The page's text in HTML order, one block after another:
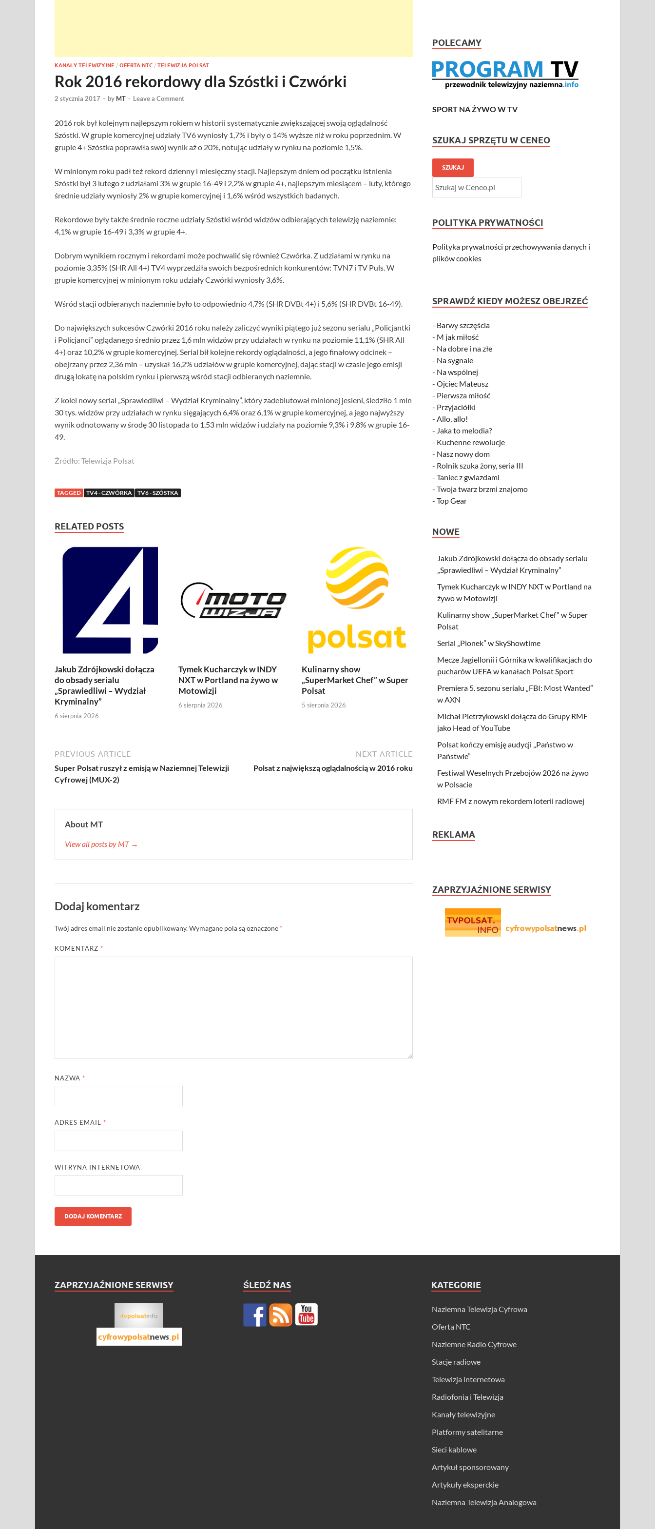
KANAŁY TELEWIZYJNE / OFERTA NTC / TELEWIZJA POLSAT
Rok 2016 rekordowy dla Szóstki i Czwórki
2 stycznia 2017 - by MT - Leave a Comment
2016 rok był kolejnym najlepszym rokiem w historii systematycznie zwiększającej swoją oglądalność
Szóstki. W grupie komercyjnej udziały TV6 wyniosły 1,7% i były o 14% wyższe niż w roku poprzednim. W
grupie 4+ Szóstka poprawiła swój wynik aż o 20%, notując udziały w rynku na poziomie 1,5%.
W minionym roku padł też rekord dzienny i miesięczny stacji. Najlepszym dniem od początku istnienia
Szóstki był 3 lutego z udziałami 3% w grupie 16-49 i 2,2% w grupie 4+, najlepszym miesiącem – luty, którego
średnie udziały wyniosły 2% w grupie komercyjnej i 1,6% wśród wszystkich badanych.
Rekordowe były także średnie roczne udziały Szóstki wśród widzów odbierających telewizję naziemnie:
4,1% w grupie 16-49 i 3,3% w grupie 4+.
Dobrym wynikiem rocznym i rekordami może pochwalić się również Czwórka. Z udziałami w rynku na
poziomie 3,35% (SHR All 4+) TV4 wyprzedziła swoich bezpośrednich konkurentów: TVN7 i TV Puls. W
grupie komercyjnej w minionym roku udziały Czwórki wyniosły 3,6%.
Wśród stacji odbieranych naziemnie było to odpowiednio 4,7% (SHR DVBt 4+) i 5,6% (SHR DVBt 16-49).
Do największych sukcesów Czwórki 2016 roku należy zaliczyć wyniki piątego już sezonu serialu „Policjantki
i Policjanci” oglądanego średnio przez 1,6 mln widzów przy udziałach w rynku na poziomie 11,1% (SHR All
4+) oraz 10,2% w grupie komercyjnej. Serial bił kolejne rekordy oglądalności, a jego finałowy odcinek –
obejrzany przez 2,36 mln – uzyskał 16,2% udziałów w grupie komercyjnej, dając stacji w czasie jego emisji
drugą lokatę na polskim rynku i pierwszą wśród stacji odbieranych naziemnie.
Z kolei nowy serial „Sprawiedliwi – Wydział Kryminalny”, który zadebiutował minionej jesieni, śledziło 1 mln
30 tys. widzów przy udziałach w rynku sięgających 6,4% oraz 6,1% w grupie komercyjnej, a jego najwyższy
wynik odnotowany w środę 30 listopada to 1,53 mln widzów i udziały na poziomie 9,3% i 9,8% w grupie 16-
49.
Źródło: Telewizja Polsat
TAGGED TV4 - CZWÓRKA TV6 - SZÓSTKA
RELATED POSTS
Jakub Zdrójkowski dołącza
do obsady serialu
„Sprawiedliwi – Wydział
Kryminalny”
6 sierpnia 2026
Tymek Kucharczyk w INDY
NXT w Portland na żywo w
Motowizji
6 sierpnia 2026
Kulinarny show
„SuperMarket Chef” w Super
Polsat
5 sierpnia 2026
PREVIOUS ARTICLE
Super Polsat ruszył z emisją w Naziemnej Telewizji
Cyfrowej (MUX-2)
NEXT ARTICLE
Polsat z największą oglądalnością w 2016 roku
About MT
View all posts by MT →
Dodaj komentarz
Twój adres email nie zostanie opublikowany.Wymagane pola są oznaczone *
KOMENTARZ *
NAZWA *
ADRES EMAIL *
WITRYNA INTERNETOWA
POLECAMY
SPORT NA ŻYWO W TV
SZUKAJ SPRZĘTU W CENEO
SZUKAJ
POLITYKA PRYWATNOŚCI
Polityka prywatności przechowywania danych i
plików cookies
SPRAWDŹ KIEDY MOŻESZ OBEJRZEĆ
- Barwy szczęścia
- M jak miłość
- Na dobre i na złe
- Na sygnale
- Na wspólnej
-Ojciec Mateusz
- Pierwsza miłość
- Przyjaciółki
-Allo, allo!
- Jaka to melodia?
- Kuchenne rewolucje
- Nasz nowy dom
- Rolnik szuka żony, seria III
-Taniec z gwiazdami
-Twoja twarz brzmi znajomo
-Top Gear
NOWE
Jakub Zdrójkowski dołącza do obsady serialu
„Sprawiedliwi – Wydział Kryminalny”
Tymek Kucharczyk w INDY NXT w Portland na
żywo w Motowizji
Kulinarny show „SuperMarket Chef” w Super
Polsat
Serial „Pionek” w SkyShowtime
Mecze Jagiellonii i Górnika w kwalifikacjach do
pucharów UEFA w kanałach Polsat Sport
Premiera 5. sezonu serialu „FBI: Most Wanted”
w AXN
Michał Pietrzykowski dołącza do Grupy RMF
jako Head of YouTube
Polsat kończy emisję audycji „Państwo w
Państwie”
Festiwal Weselnych Przebojów 2026 na żywo
w Polsacie
RMF FM z nowym rekordem loterii radiowej
REKLAMA
ZAPRZYJAŹNIONE SERWISY
ZAPRZYJAŹNIONE SERWISY ŚLEDŹ NAS KATEGORIE
Naziemna Telewizja Cyfrowa
Oferta NTC
Naziemne Radio Cyfrowe
Stacje radiowe
Telewizja internetowa
Radiofonia i Telewizja
Kanały telewizyjne
Platformy satelitarne
Sieci kablowe
Artykuł sponsorowany
Artykuły eksperckie
Naziemna Telewizja Analogowa